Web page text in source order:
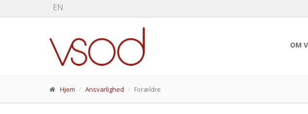
EN
OM
Hjem Ansvarlighed Forældre